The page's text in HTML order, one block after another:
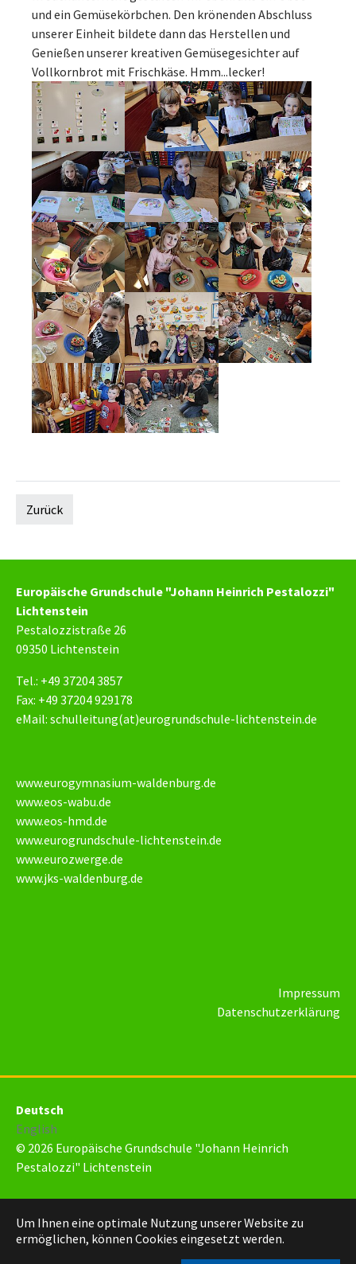
Um Ihnen eine optimale Nutzung unserer Website zu
ermöglichen, können Cookies eingesetzt werden.
und ein Gemüsekörbchen. Den krönenden Abschluss
unserer Einheit bildete dann das Herstellen und
Genießen unserer kreativen Gemüsegesichter auf
Vollkornbrot mit Frischkäse. Hmm...lecker!
Zurück
Europäische Grundschule "Johann Heinrich Pestalozzi"
Lichtenstein
Pestalozzistraße 26
09350 Lichtenstein
Tel.: +49 37204 3857
Fax: +49 37204 929178
eMail: schulleitung(at)eurogrundschule-lichtenstein.de
www.eurogymnasium-waldenburg.de
www.eos-wabu.de
www.eos-hmd.de
www.eurogrundschule-lichtenstein.de
www.eurozwerge.de
www.jks-waldenburg.de
Impressum
Datenschutzerklärung
Deutsch
English
© 2026 Europäische Grundschule "Johann Heinrich
Pestalozzi" Lichtenstein